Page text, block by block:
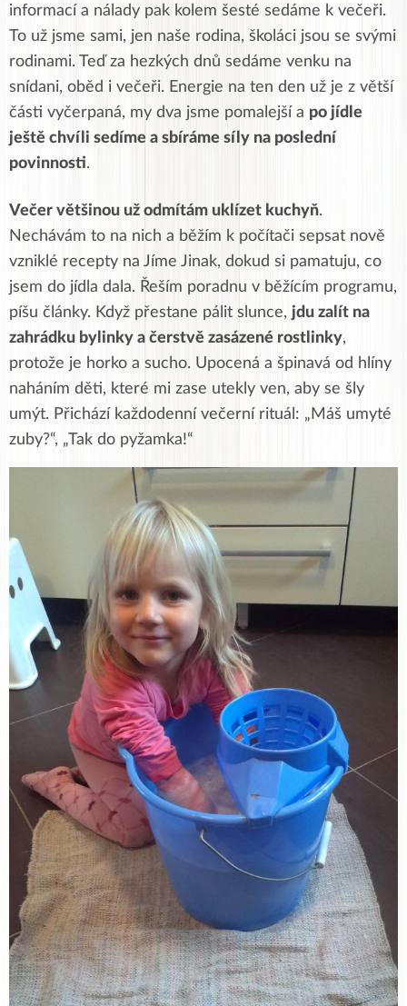
informací a nálady pak kolem šesté sedáme k večeři.
To už jsme sami, jen naše rodina, školáci jsou se svými
rodinami. Teď za hezkých dnů sedáme venku na
snídani, oběd i večeři. Energie na ten den už je z větší
části vyčerpaná, my dva jsme pomalejší a po jídle
ještě chvíli sedíme a sbíráme síly na poslední
povinnosti.
Večer většinou už odmítám uklízet kuchyň.
Nechávám to na nich a běžím k počítači sepsat nově
vzniklé recepty na Jíme Jinak, dokud si pamatuju, co
jsem do jídla dala. Řeším poradnu v běžícím programu,
píšu články. Když přestane pálit slunce, jdu zalít na
zahrádku bylinky a čerstvě zasázené rostlinky,
protože je horko a sucho. Upocená a špinavá od hlíny
naháním děti, které mi zase utekly ven, aby se šly
umýt. Přichází každodenní večerní rituál: „Máš umyté
zuby?“, „Tak do pyžamka!“